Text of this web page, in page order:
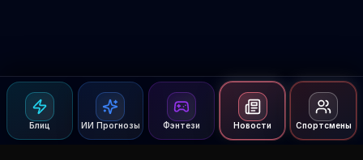
Блиц ИИ Прогнозы Фэнтези Новости Спортсмены